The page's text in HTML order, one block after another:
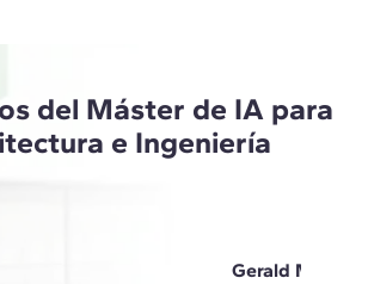
del Máster de IA para
e Ingeniería
Gerald